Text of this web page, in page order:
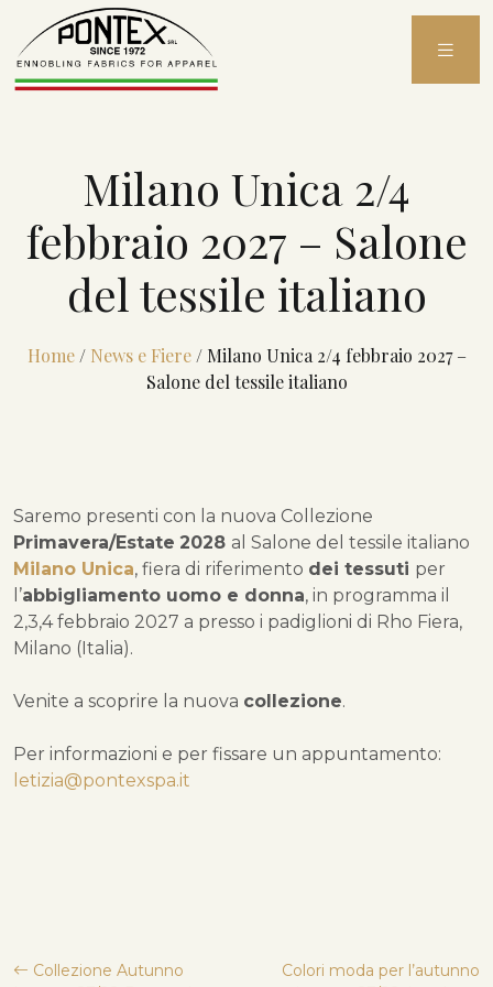
content
Milano Unica 2/4
febbraio 2027 – Salone
del tessile italiano
Home/ News e Fiere/ Milano Unica 2/4 febbraio 2027 –
Salone del tessile italiano
Saremo presenti con la nuova Collezione
Primavera/Estate 2028 al Salone del tessile italiano
Milano Unica, fiera di riferimento dei tessuti per
l’abbigliamento uomo e donna, in programma il
2,3,4 febbraio 2027 a presso i padiglioni di Rho Fiera,
Milano (Italia).
Venite a scoprire la nuova collezione.
Per informazioni e per fissare un appuntamento:
letizia@pontexspa.it
Collezione Autunno
Colori moda per l’autunno